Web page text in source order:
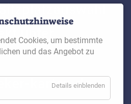
unter
karten.de
Cookies, um bestimmte
und das Angebot zu
Details einblenden